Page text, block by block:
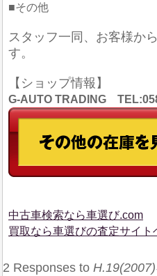
■その他
スタッフ一同、お客様か
す。
【ショップ情報】
G-AUTO TRADING
中古車検索なら車選び.com
買取なら車選びの査定サイト
2 Responses to